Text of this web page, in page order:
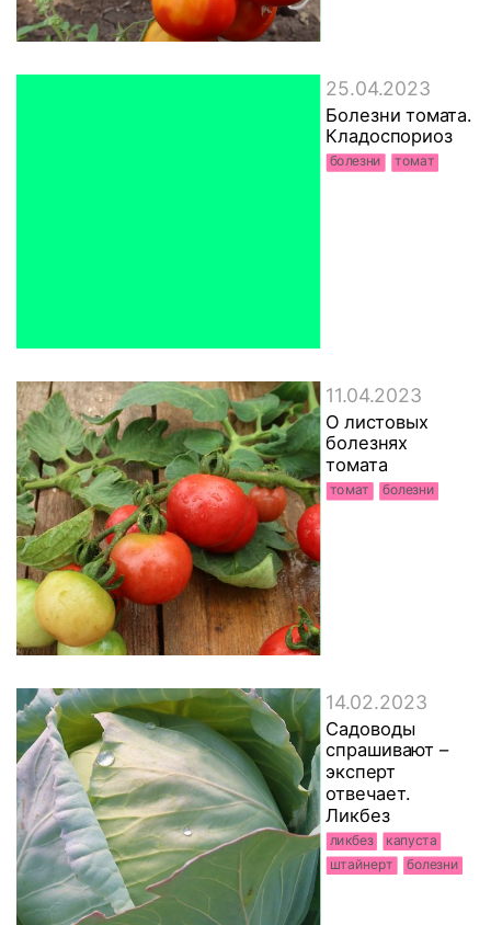
25.04.2023
Болезни томата.
Кладоспориоз
болезни томат
11.04.2023
О листовых
болезнях
томата
томат болезни
14.02.2023
Садоводы
спрашивают –
эксперт
отвечает.
Ликбез
ликбез
капуста
штайнерт
болезни